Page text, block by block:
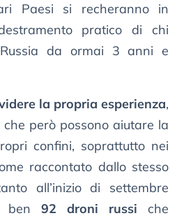
Paesi si recheranno in
pratico di chi
da ormai 3 anni e
la propria esperienza,
però possono aiutare la
confini, soprattutto nei
raccontato dallo stesso
all’inizio di settembre
ben 92 droni russi che